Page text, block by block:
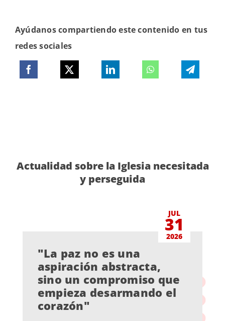
Ayúdanos compartiendo este contenido en tus
redes sociales
Actualidad sobre la Iglesia necesitada
y perseguida
JUL
31
2026
"La paz no es una
aspiración abstracta,
sino un compromiso que
empieza desarmando el
corazón"